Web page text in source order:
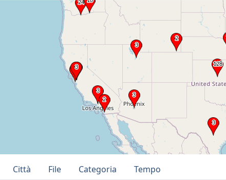
Città File Categoria
Tempo